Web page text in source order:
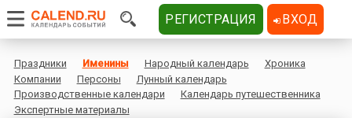
Праздники Именины Народный календарь
Хроника
Компании
Персоны
Лунный календарь
Производственные календари
Календарь путешественника
Экспертные материалы
РЕГИСТРАЦИЯ ВХОД